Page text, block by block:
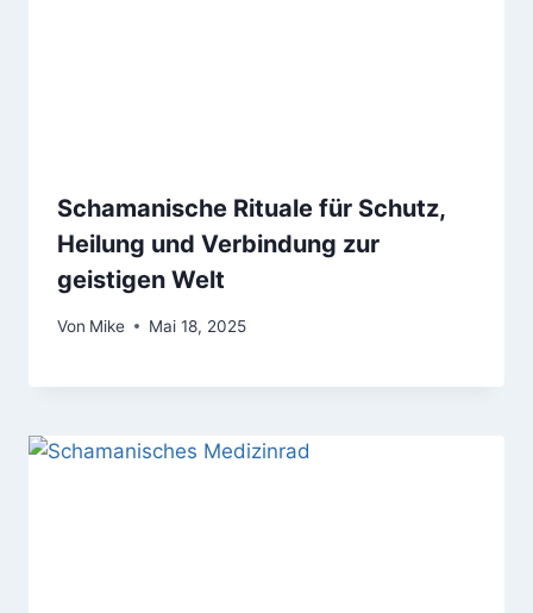
Schamanische Rituale für Schutz,
Heilung und Verbindung zur
geistigen Welt
Von Mike Mai 18, 2025